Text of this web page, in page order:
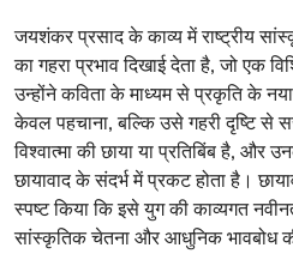
जयशंकर प्रसाद के काव्य में राष्ट्रीय
का गहरा प्रभाव दिखाई देता है, जो एक
उन्होंने कविता के माध्यम से प्रकृति के
केवल पहचाना, बल्कि उसे गहरी दृष्टि से
विश्वात्मा की छाया या प्रतिबिंब है, और
छायावाद के संदर्भ में प्रकट होता है।
स्पष्ट किया कि इसे युग की काव्यगत
सांस्कृतिक चेतना और आधुनिक भावबोध